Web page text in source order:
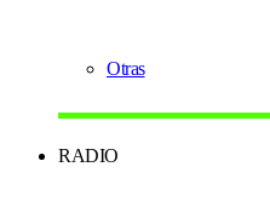
Otras
RADIO